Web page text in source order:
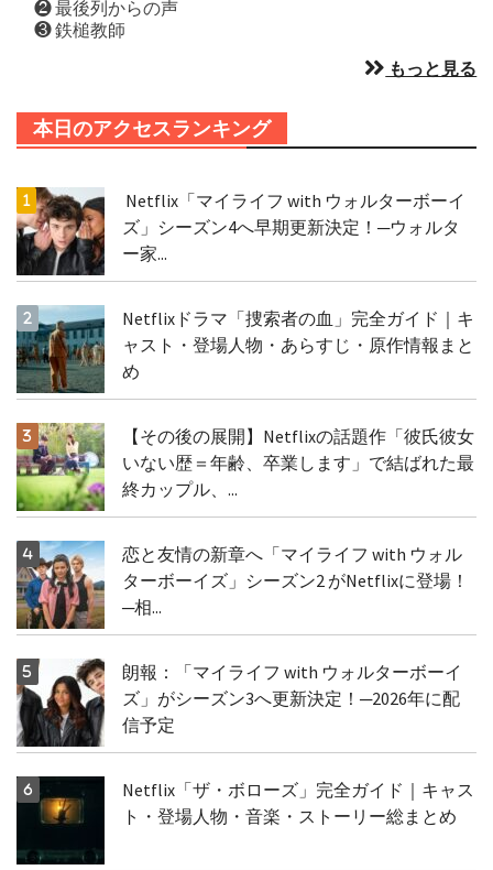
❷ 最後列からの声
❸ 鉄槌教師
もっと見る
本日のアクセスランキング
Netflix「マイライフ with ウォルターボーイ
ズ」シーズン4へ早期更新決定！─ウォルタ
ー家...
Netflixドラマ「捜索者の血」完全ガイド｜キ
ャスト・登場人物・あらすじ・原作情報まと
め
【その後の展開】Netflixの話題作「彼氏彼女
いない歴＝年齢、卒業します」で結ばれた最
終カップル、...
恋と友情の新章へ「マイライフ with ウォル
ターボーイズ」シーズン2 がNetflixに登場！
─相...
朗報：「マイライフ with ウォルターボーイ
ズ」がシーズン3へ更新決定！─2026年に配
信予定
Netflix「ザ・ボローズ」完全ガイド｜キャス
ト・登場人物・音楽・ストーリー総まとめ